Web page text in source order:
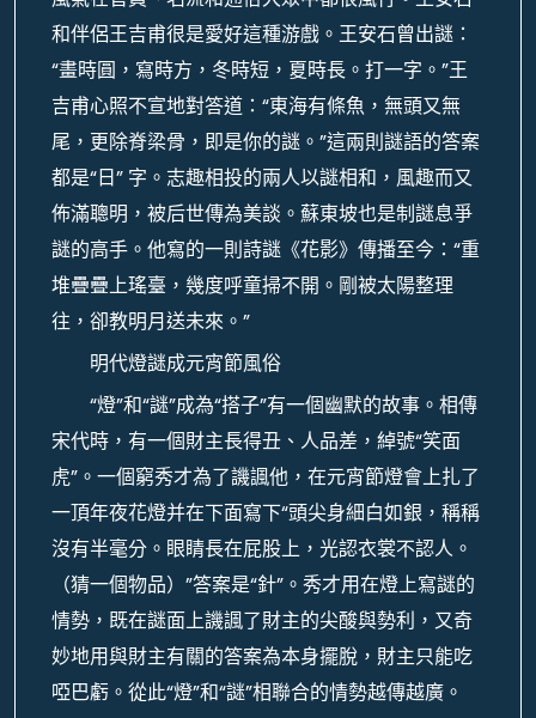
和伴侶王吉甫很是愛好這種游戲。王安石曾出謎：
“畫時圓，寫時方，冬時短，夏時長。打一字。”王
吉甫心照不宣地對答道：“東海有條魚，無頭又無
尾，更除脊梁骨，即是你的謎。”這兩則謎語的答案
都是“日” 字。志趣相投的兩人以謎相和，風趣而又
佈滿聰明，被后世傳為美談。蘇東坡也是制謎息爭
謎的高手。他寫的一則詩謎《花影》傳播至今：“重
堆疊疊上瑤臺，幾度呼童掃不開。剛被太陽整理
往，卻教明月送未來。”
明代燈謎成元宵節風俗
“燈”和“謎”成為“搭子”有一個幽默的故事。相傳
宋代時，有一個財主長得丑、人品差，綽號“笑面
虎”。一個窮秀才為了譏諷他，在元宵節燈會上扎了
一頂年夜花燈并在下面寫下“頭尖身細白如銀，稱稱
沒有半毫分。眼睛長在屁股上，光認衣裳不認人。
（猜一個物品）”答案是“針”。秀才用在燈上寫謎的
情勢，既在謎面上譏諷了財主的尖酸與勢利，又奇
妙地用與財主有關的答案為本身擺脫，財主只能吃
啞巴虧。從此“燈”和“謎”相聯合的情勢越傳越廣。